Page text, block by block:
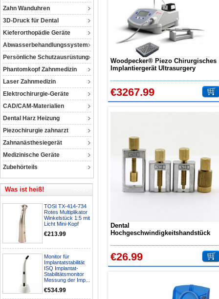
Zahn Wanduhren
3D-Druck für Dental
Kieferorthopädie Geräte
Abwasserbehandlungssystem
Persönliche Schutzausrüstung
Phantomkopf Zahnmedizin
Laser Zahnmedizin
Elektrochirurgie-Geräte
CAD/CAM-Materialien
Dental Harz Heizung
Piezochirurgie zahnarzt
Zahnanästhesiegerät
Medizinische Geräte
Zubehörteils
Was ist heiß!
TOSI TX-414-734
Rotes Multiplikator
Winkelstück 1:5 mit
Licht Mini-Kopf
€213.99
Monitor für
Implantatstabilität
ISQ Implantat-
Stabilitätsmonitor
Messung der Imp...
€534.99
Woodpecker® Piezo Chirurgisches
Implantiergerät Ultrasurgery
€3267.99
Dental
Hochgeschwindigkeitshandstück
Werkzeuge Turbine Wartung
€26.99